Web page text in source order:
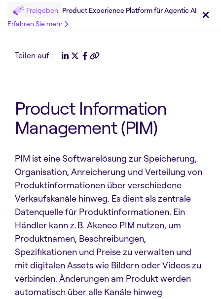
Freigeben Product Experience Platform für Agentic AI
Erfahren Sie mehr
Teilen auf :
Product Information
Management (PIM)
PIM ist eine Softwarelösung zur Speicherung,
Organisation, Anreicherung und Verteilung von
Produktinformationen über verschiedene
Verkaufskanäle hinweg. Es dient als zentrale
Datenquelle für Produktinformationen. Ein
Händler kann z. B. Akeneo PIM nutzen, um
Produktnamen, Beschreibungen,
Spezifikationen und Preise zu verwalten und
mit digitalen Assets wie Bildern oder Videos zu
verbinden. Änderungen am Produkt werden
automatisch über alle Kanäle hinweg